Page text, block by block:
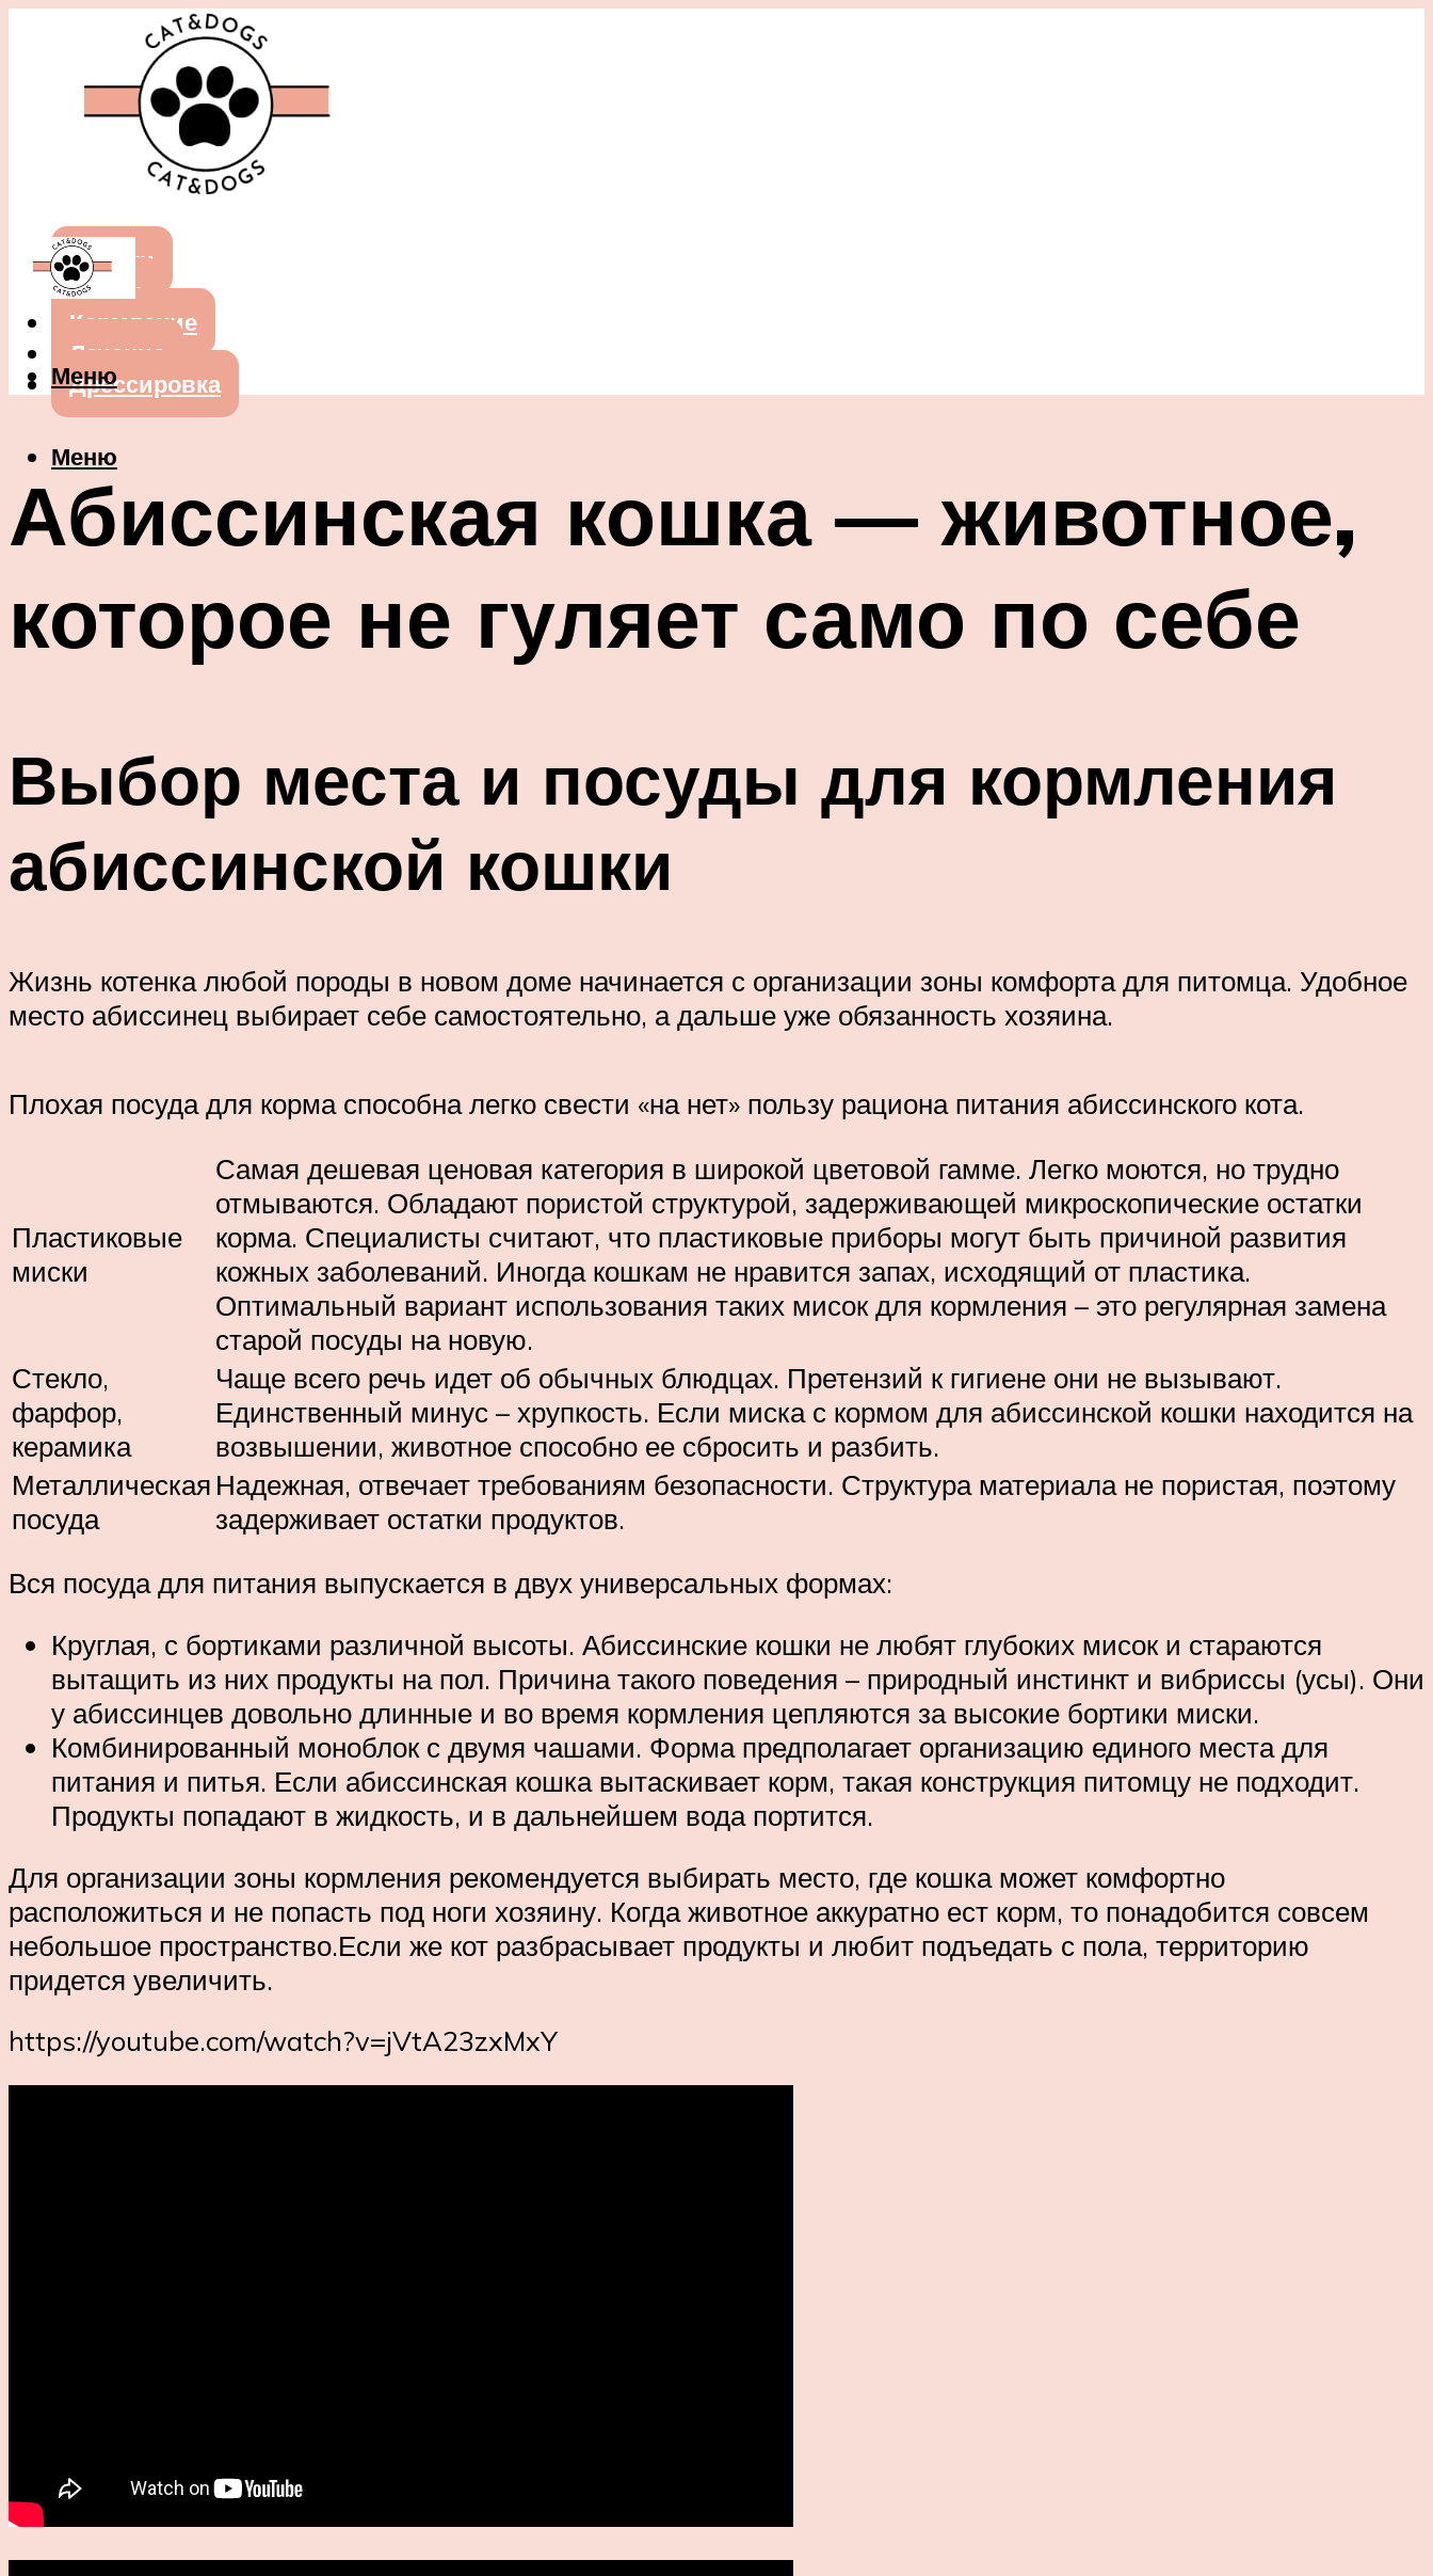
Собаки
Кошки
Кормление
Лечение
Дрессировка
Меню
Меню
Абиссинская кошка — животное,
которое не гуляет само по себе
Выбор места и посуды для кормления
абиссинской кошки
Жизнь котенка любой породы в новом доме начинается с организации зоны комфорта для питомца. Удобное
место абиссинец выбирает себе самостоятельно, а дальше уже обязанность хозяина.
Плохая посуда для корма способна легко свести «на нет» пользу рациона питания абиссинского кота.
Пластиковые
миски
Самая дешевая ценовая категория в широкой цветовой гамме. Легко моются, но трудно
отмываются. Обладают пористой структурой, задерживающей микроскопические остатки
корма. Специалисты считают, что пластиковые приборы могут быть причиной развития
кожных заболеваний. Иногда кошкам не нравится запах, исходящий от пластика.
Оптимальный вариант использования таких мисок для кормления – это регулярная замена
старой посуды на новую.
Стекло,
фарфор,
керамика
Чаще всего речь идет об обычных блюдцах. Претензий к гигиене они не вызывают.
Единственный минус – хрупкость. Если миска с кормом для абиссинской кошки находится на
возвышении, животное способно ее сбросить и разбить.
Металлическая
посуда
Надежная, отвечает требованиям безопасности. Структура материала не пористая, поэтому
задерживает остатки продуктов.
Вся посуда для питания выпускается в двух универсальных формах:
Круглая, с бортиками различной высоты. Абиссинские кошки не любят глубоких мисок и стараются
вытащить из них продукты на пол. Причина такого поведения – природный инстинкт и вибриссы (усы). Они
у абиссинцев довольно длинные и во время кормления цепляются за высокие бортики миски.
Комбинированный моноблок с двумя чашами. Форма предполагает организацию единого места для
питания и питья. Если абиссинская кошка вытаскивает корм, такая конструкция питомцу не подходит.
Продукты попадают в жидкость, и в дальнейшем вода портится.
Для организации зоны кормления рекомендуется выбирать место, где кошка может комфортно
расположиться и не попасть под ноги хозяину. Когда животное аккуратно ест корм, то понадобится совсем
небольшое пространство.Если же кот разбрасывает продукты и любит подъедать с пола, территорию
придется увеличить.
https://youtube.com/watch?v=jVtA23zxMxY